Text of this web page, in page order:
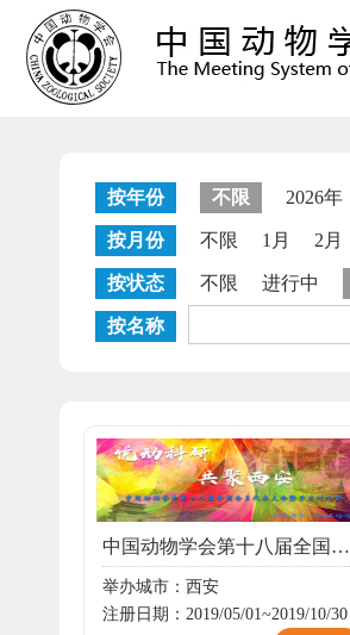
按年份 不限 2026年
按月份 不限 1月 2月
按状态 不限 进行中
按名称
中国动物学会第十八届全国会员代表大会暨第二十四届学术年会
举办城市：西安
注册日期：2019/05/01~2019/10/30